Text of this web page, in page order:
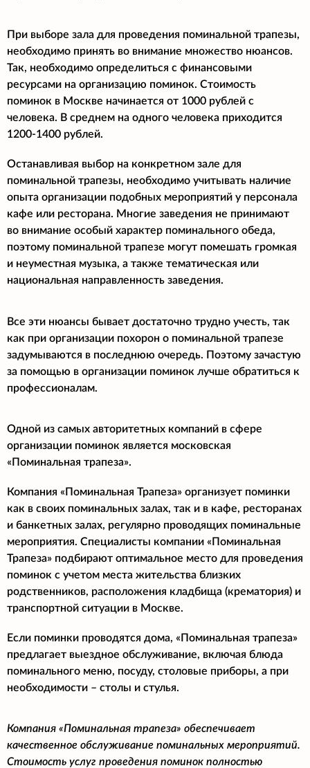
При выборе зала для проведения поминальной трапезы,
необходимо принять во внимание множество нюансов.
Так, необходимо определиться с финансовыми
ресурсами на организацию поминок. Стоимость
поминок в Москве начинается от 1000 рублей с
человека. В среднем на одного человека приходится
1200-1400 рублей.
Останавливая выбор на конкретном зале для
поминальной трапезы, необходимо учитывать наличие
опыта организации подобных мероприятий у персонала
кафе или ресторана. Многие заведения не принимают
во внимание особый характер поминального обеда,
поэтому поминальной трапезе могут помешать громкая
и неуместная музыка, а также тематическая или
национальная направленность заведения.
Все эти нюансы бывает достаточно трудно учесть, так
как при организации похорон о поминальной трапезе
задумываются в последнюю очередь. Поэтому зачастую
за помощью в организации поминок лучше обратиться к
профессионалам.
Одной из самых авторитетных компаний в сфере
организации поминок является московская
«Поминальная трапеза».
Компания «Поминальная Трапеза» организует поминки
как в своих поминальных залах, так и в кафе, ресторанах
и банкетных залах, регулярно проводящих поминальные
мероприятия. Специалисты компании «Поминальная
Трапеза» подбирают оптимальное место для проведения
поминок с учетом места жительства близких
родственников, расположения кладбища (крематория) и
транспортной ситуации в Москве.
Если поминки проводятся дома, «Поминальная трапеза»
предлагает выездное обслуживание, включая блюда
поминального меню, посуду, столовые приборы, а при
необходимости – столы и стулья.
Компания «Поминальная трапеза» обеспечивает
качественное обслуживание поминальных мероприятий.
Стоимость услуг проведения поминок полностью